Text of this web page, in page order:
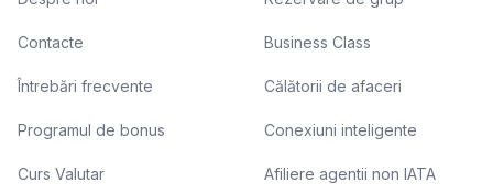
Contacte
Întrebări frecvente
Programul de bonus
Curs Valutar
Business Class
Călătorii de afaceri
Conexiuni inteligente
Afiliere agentii non IATA